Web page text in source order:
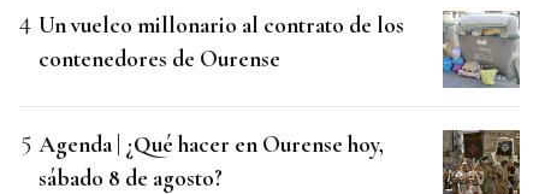
Un vuelco millonario al contrato de los
contenedores de Ourense
Agenda | ¿Qué hacer en Ourense hoy,
sábado 8 de agosto?